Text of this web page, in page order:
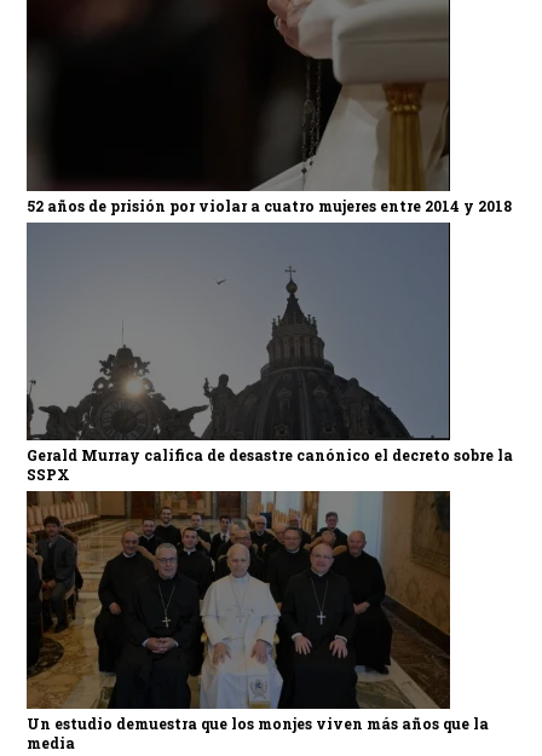
52 años de prisión por violar a cuatro mujeres entre 2014 y 2018
Gerald Murray califica de desastre canónico el decreto sobre la
SSPX
Un estudio demuestra que los monjes viven más años que la
media